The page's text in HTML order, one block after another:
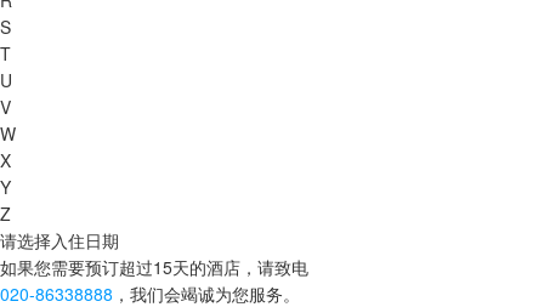
S
T
U
V
W
X
Y
Z
请选择入住日期
如果您需要预订超过15天的酒店，请致电
020-86338888 ，我们会竭诚为您服务。